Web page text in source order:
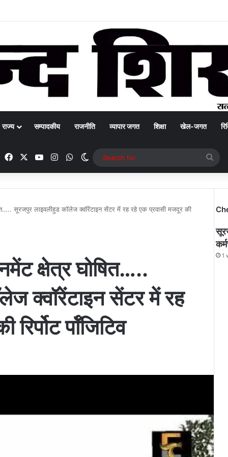
राज्य सम्पादकीय राजनीति व्यापार जगत शिक्षा खेल-जगत
FacebookYouTubeInstagramWhatsApp
Switch skin
for
सूरजपुर लाइवलीहुड कॉलेज क्वॉरेंटाइन सेंटर में रह रहे एक प्रवासी मजदूर की
क्षेत्र घोषित…..
क्वॉरेंटाइन सेंटर में रह
र्पॉजिटिव
1